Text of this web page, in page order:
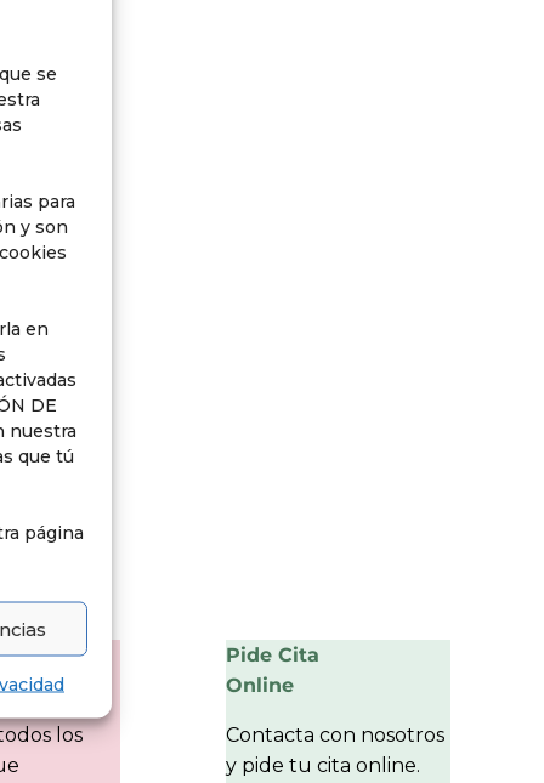
se
para
y son
en
DE
nuestra
que tú
página
los
Pide Cita
Online
Contacta con nosotros
y pide tu cita online.